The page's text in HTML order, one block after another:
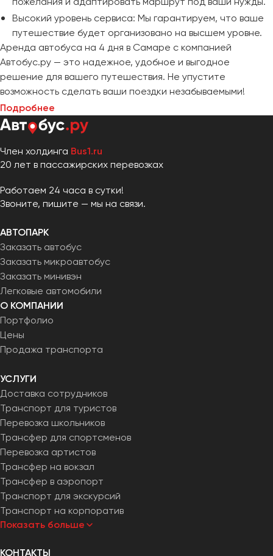
Высокий уровень сервиса: Мы гарантируем, что ваше
путешествие будет организовано на высшем уровне.
Аренда автобуса на 4 дня в Самаре с компанией
Автобус.ру — это надежное, удобное и выгодное
решение для вашего путешествия. Не упустите
возможность сделать ваши поездки незабываемыми!
Подробнее
Член холдинга Bus1.ru
20 лет в пассажирских перевозках
Работаем 24 часа в сутки!
Звоните, пишите — мы на связи.
АВТОПАРК
Заказать автобус
Заказать микроавтобус
Заказать минивэн
Легковые автомобили
О КОМПАНИИ
Портфолио
Цены
Продажа транспорта
УСЛУГИ
Доставка сотрудников
Транспорт для туристов
Перевозка школьников
Трансфер для спортсменов
Перевозка артистов
Трансфер на вокзал
Трансфер в аэропорт
Транспорт для экскурсий
Транспорт на корпоратив
Показать больше
КОНТАКТЫ